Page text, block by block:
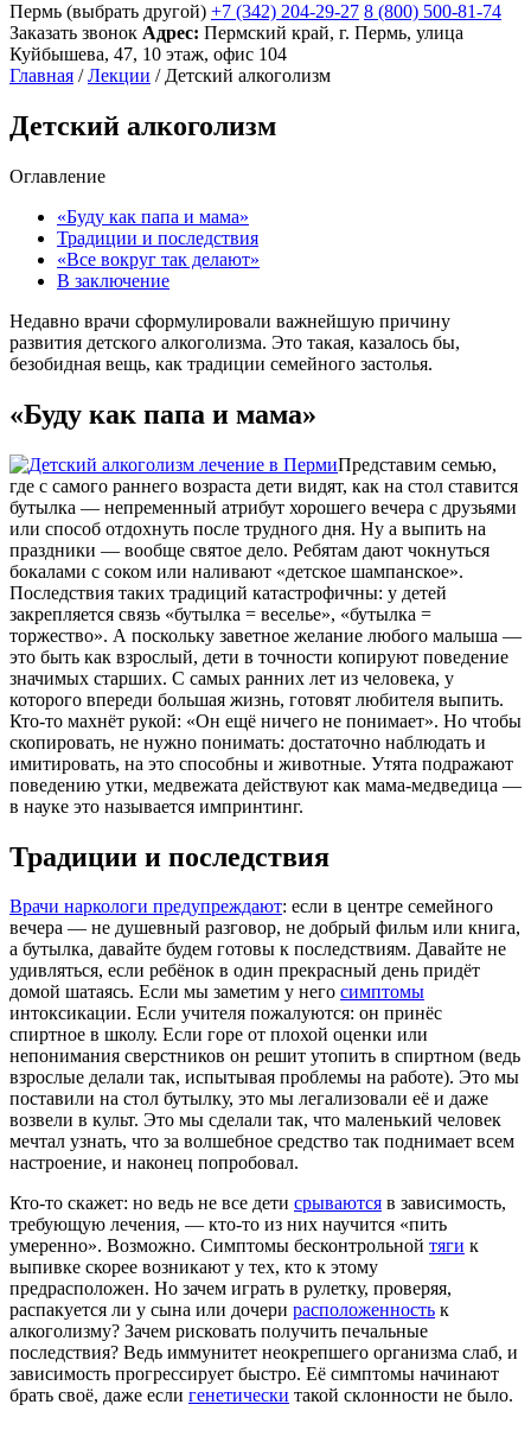
Пермь (выбрать другой) +7 (342) 204-29-27 8 (800) 500-81-74
Заказать звонок Адрес: Пермский край, г. Пермь, улица
Куйбышева, 47, 10 этаж, офис 104
Главная /Лекции / Детский алкоголизм
Детский алкоголизм
Оглавление
«Буду как папа и мама»
Традиции и последствия
«Все вокруг так делают»
В заключение
Недавно врачи сформулировали важнейшую причину
развития детского алкоголизма. Это такая, казалось бы,
безобидная вещь, как традиции семейного застолья.
«Буду как папа и мама»
Представим семью,
где с самого раннего возраста дети видят, как на стол ставится
бутылка — непременный атрибут хорошего вечера с друзьями
или способ отдохнуть после трудного дня. Ну а выпить на
праздники — вообще святое дело. Ребятам дают чокнуться
бокалами с соком или наливают «детское шампанское».
Последствия таких традиций катастрофичны: у детей
закрепляется связь «бутылка = веселье», «бутылка =
торжество». А поскольку заветное желание любого малыша —
это быть как взрослый, дети в точности копируют поведение
значимых старших. С самых ранних лет из человека, у
которого впереди большая жизнь, готовят любителя выпить.
Кто-то махнёт рукой: «Он ещё ничего не понимает». Но чтобы
скопировать, не нужно понимать: достаточно наблюдать и
имитировать, на это способны и животные. Утята подражают
поведению утки, медвежата действуют как мама-медведица —
в науке это называется импринтинг.
Традиции и последствия
Врачи наркологи предупреждают: если в центре семейного
вечера — не душевный разговор, не добрый фильм или книга,
а бутылка, давайте будем готовы к последствиям. Давайте не
удивляться, если ребёнок в один прекрасный день придёт
домой шатаясь. Если мы заметим у него симптомы
интоксикации. Если учителя пожалуются: он принёс
спиртное в школу. Если горе от плохой оценки или
непонимания сверстников он решит утопить в спиртном (ведь
взрослые делали так, испытывая проблемы на работе). Это мы
поставили на стол бутылку, это мы легализовали её и даже
возвели в культ. Это мы сделали так, что маленький человек
мечтал узнать, что за волшебное средство так поднимает всем
настроение, и наконец попробовал.
Кто-то скажет: но ведь не все дети срываются в зависимость,
требующую лечения, — кто-то из них научится «пить
умеренно». Возможно. Симптомы бесконтрольной тяги к
выпивке скорее возникают у тех, кто к этому
предрасположен. Но зачем играть в рулетку, проверяя,
распакуется ли у сына или дочери расположенность к
алкоголизму? Зачем рисковать получить печальные
последствия? Ведь иммунитет неокрепшего организма слаб, и
зависимость прогрессирует быстро. Её симптомы начинают
брать своё, даже если генетически такой склонности не было.